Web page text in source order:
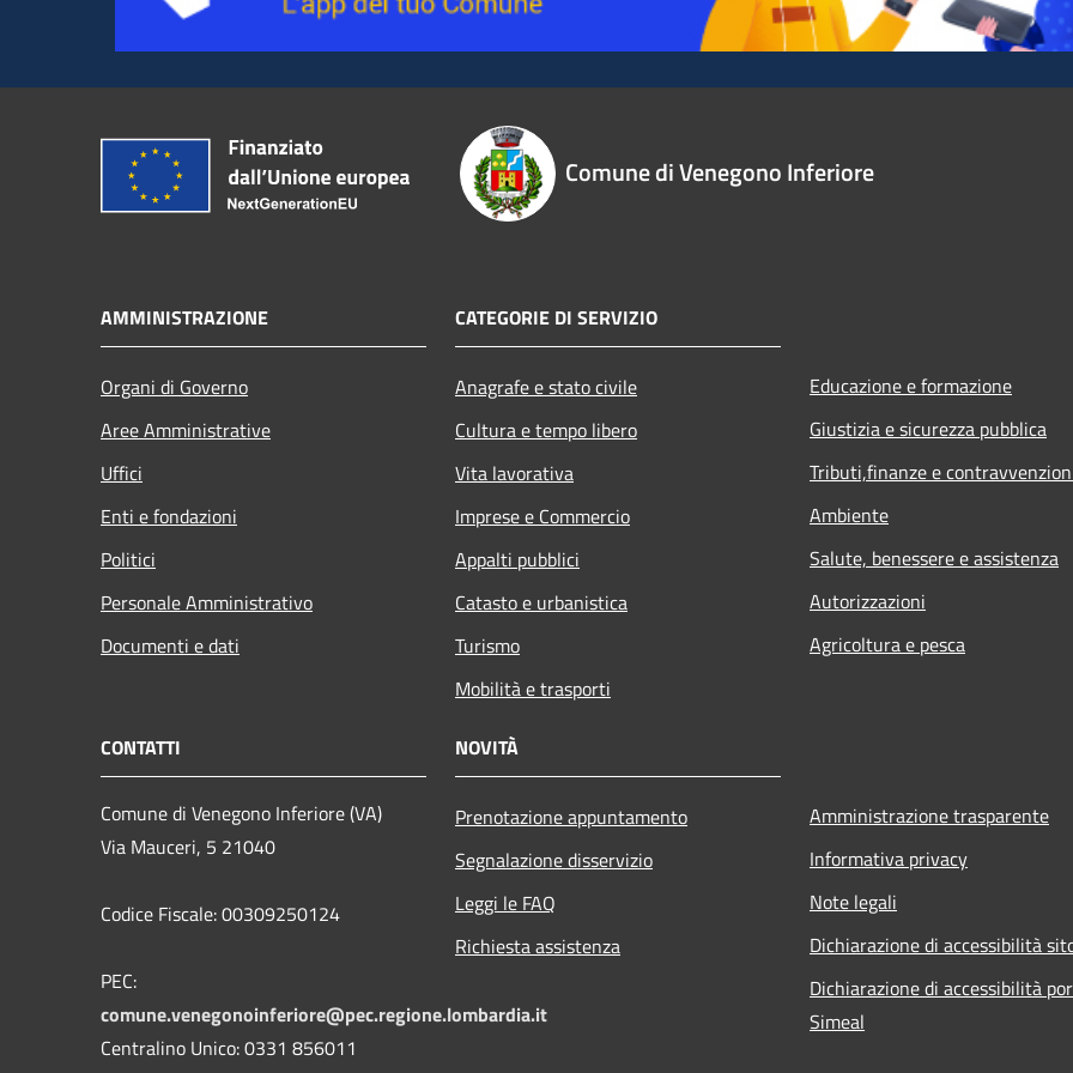
Comune di Venegono Inferiore
AMMINISTRAZIONE
Organi di Governo
Aree Amministrative
Uffici
Enti e fondazioni
Politici
Personale Amministrativo
Documenti e dati
CATEGORIE DI SERVIZIO
Anagrafe e stato civile
Cultura e tempo libero
Vita lavorativa
Imprese e Commercio
Appalti pubblici
Catasto e urbanistica
Turismo
Mobilità e trasporti
Educazione e formazione
Giustizia e sicurezza pubblica
Tributi,finanze e
Ambiente
Salute, benessere e assistenza
Autorizzazioni
Agricoltura e pesca
CONTATTI
Comune di Venegono Inferiore (VA)
Via Mauceri, 5 21040
Codice Fiscale: 00309250124
PEC:
comune.venegonoinferiore@pec.regione.lombardia.it
Centralino Unico: 0331 856011
NOVITÀ
Prenotazione appuntamento
Segnalazione disservizio
Leggi le FAQ
Richiesta assistenza
Amministrazione trasparente
Informativa privacy
Note legali
Dichiarazione di accessibilità
Dichiarazione di accessibilità
Simeal